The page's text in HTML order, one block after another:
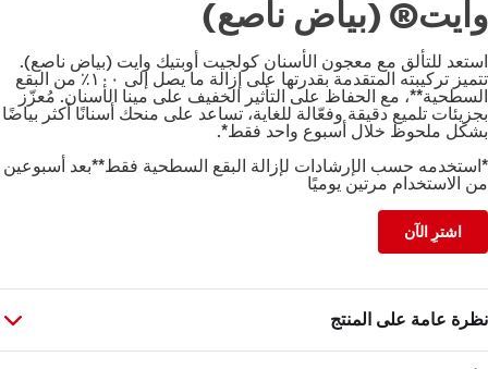
وايت® (بياض ناصع)
استعد للتألق مع معجون الأسنان كولجيت أوبتيك وايت (بياض ناصع).
تتميز تركيبته المتقدمة بقدرتها على إزالة ما يصل إلى ١٠٠٪ من البقع
السطحية**، مع الحفاظ على التأثير الخفيف على مينا الأسنان. مُعزّز
بجزيئات تلميع دقيقة وفعّالة للغاية، تساعد على منحك أسنانًا أكثر بياضًا
بشكل ملحوظ خلال أسبوع واحد فقط*.
*استخدمه حسب الإرشادات لإزالة البقع السطحية فقط**بعد أسبوعين
من الاستخدام مرتين يوميًا
اشترِ الآن
نظرة عامة على المنتج